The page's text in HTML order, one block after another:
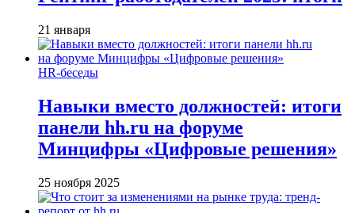
21 января
HR-беседы
Навыки вместо должностей: итоги
панели hh.ru на форуме
Минцифры «Цифровые решения»
25 ноября 2025